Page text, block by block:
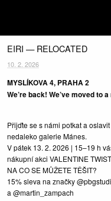
EIRI — RELOCATED
10. 2. 2026
MYSLÍKOVA 4, PRAHA 2
We’re back! We’ve moved to
Přijďte se s námi potkat a
nedaleko galerie Mánes.
V pátek 13. 2. 2026 | 15–19 h
nákupní akci VALENTINE
NA CO SE MŮŽETE TĚŠIT?
15% sleva na značky
a @martin_zampach